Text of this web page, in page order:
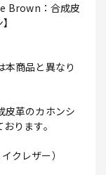
Brown：合成皮
商品と異なり
皮革のカホンシ
ります。
クレザー）